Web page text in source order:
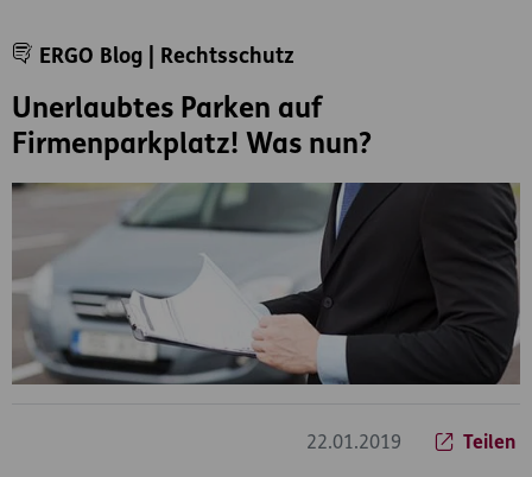
Unerlaubtes Parken auf
Firmenparkplatz! Was nun?
ERGO Blog | Rechtsschutz
22.01.2019 Teilen